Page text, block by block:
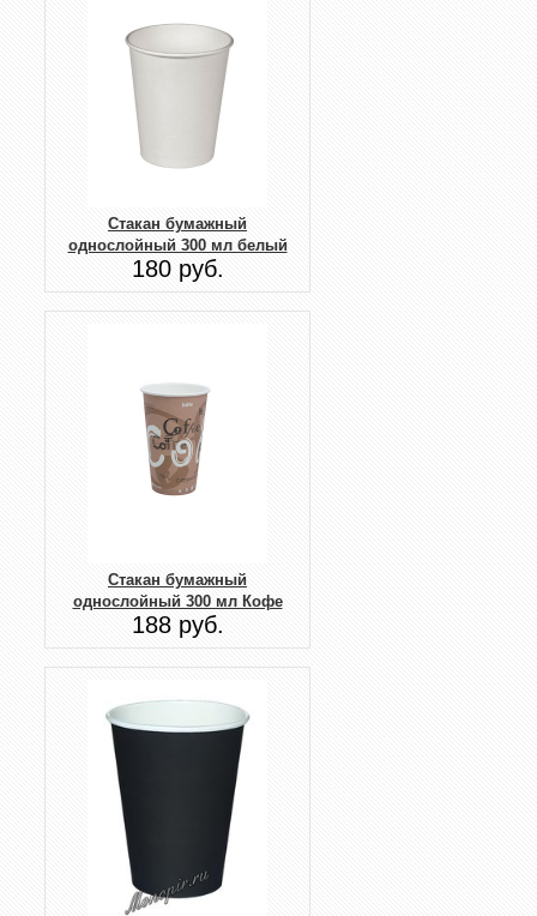
Стакан бумажный
однослойный 300 мл белый
180 руб.
Стакан бумажный
однослойный 300 мл Кофе
188 руб.